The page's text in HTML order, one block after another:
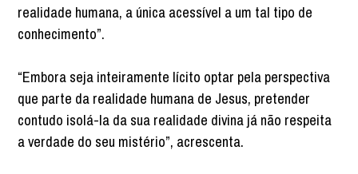
realidade humana, a única acessível a um tal tipo de
conhecimento”.
“Embora seja inteiramente lícito optar pela perspectiva
que parte da realidade humana de Jesus, pretender
contudo isolá-la da sua realidade divina já não respeita
a verdade do seu mistério”, acrescenta.